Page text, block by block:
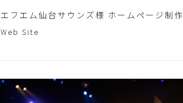
エフエム仙台サウンズ様 ホームページ制作
Web Site